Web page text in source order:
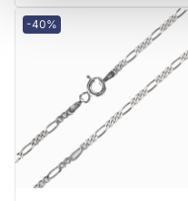
-40%